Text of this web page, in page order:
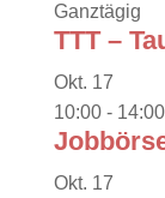
Ganztägig
TTT –
Okt. 17
10:00- 14:00
Okt. 17